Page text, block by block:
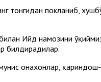
тонгидан покланиб,
Ийд намозини
билдирадилар.
онахонлар,